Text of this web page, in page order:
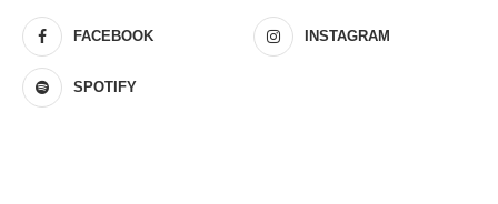
FACEBOOK INSTAGRAM
SPOTIFY